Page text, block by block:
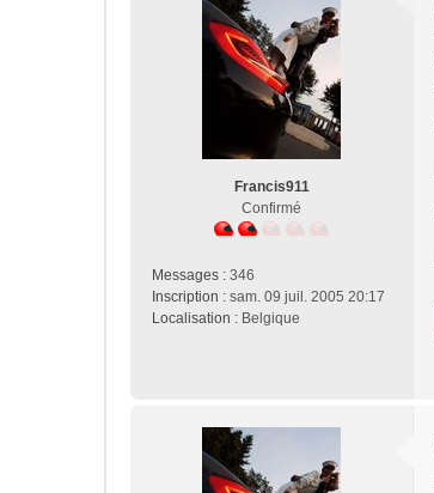
Francis911
Confirmé
Messages : 346
Inscription : sam. 09 juil. 2005 20:17
Localisation : Belgique